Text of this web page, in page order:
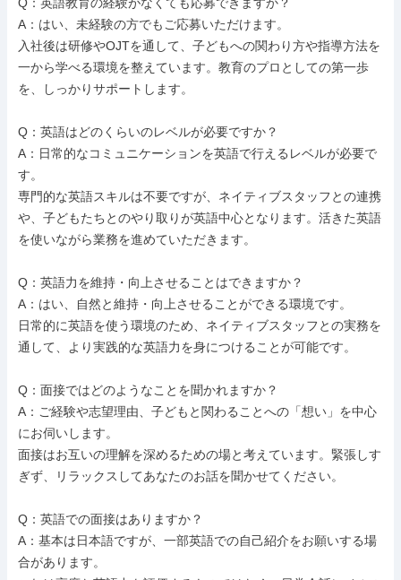
A：はい、未経験の方でもご応募いただけます。
入社後は研修やOJTを通して、子どもへの関わり方や指導方法を
一から学べる環境を整えています。教育のプロとしての第一歩
を、しっかりサポートします。
Q：英語はどのくらいのレベルが必要ですか？
A：日常的なコミュニケーションを英語で行えるレベルが必要で
す。
専門的な英語スキルは不要ですが、ネイティブスタッフとの連携
や、子どもたちとのやり取りが英語中心となります。活きた英語
を使いながら業務を進めていただきます。
Q：英語力を維持・向上させることはできますか？
A：はい、自然と維持・向上させることができる環境です。
日常的に英語を使う環境のため、ネイティブスタッフとの実務を
通して、より実践的な英語力を身につけることが可能です。
Q：面接ではどのようなことを聞かれますか？
A：ご経験や志望理由、子どもと関わることへの「想い」を中心
にお伺いします。
面接はお互いの理解を深めるための場と考えています。緊張しす
ぎず、リラックスしてあなたのお話を聞かせてください。
Q：英語での面接はありますか？
A：基本は日本語ですが、一部英語での自己紹介をお願いする場
合があります。